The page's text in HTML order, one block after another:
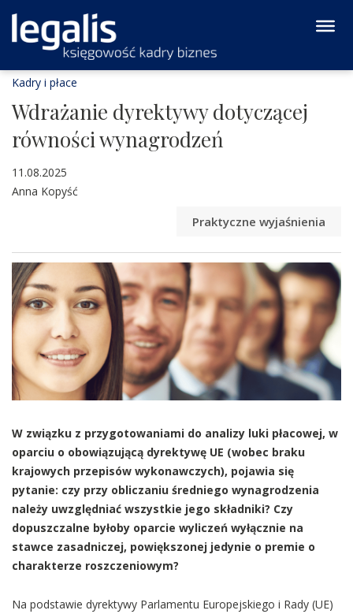
Kadry i płace
Wdrażanie dyrektywy dotyczącej
równości wynagrodzeń
11.08.2025
Anna Kopyść
Praktyczne wyjaśnienia
W związku z przygotowaniami do analizy luki płacowej, w
oparciu o obowiązującą dyrektywę UE (wobec braku
krajowych przepisów wykonawczych), pojawia się
pytanie: czy przy obliczaniu średniego wynagrodzenia
należy uwzględniać wszystkie jego składniki? Czy
dopuszczalne byłoby oparcie wyliczeń wyłącznie na
stawce zasadniczej, powiększonej jedynie o premie o
charakterze roszczeniowym?
Na podstawie dyrektywy Parlamentu Europejskiego i Rady (UE)